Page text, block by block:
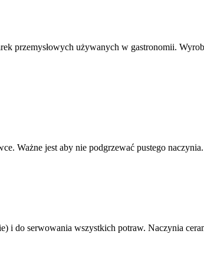
przemysłowych używanych w gastronomii.
Ważne jest aby nie podgrzewać pustego naczynia.
do serwowania wszystkich potraw. Naczynia